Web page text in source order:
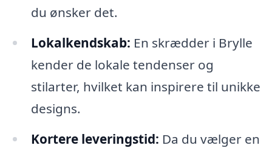
du ønsker det.
Lokalkendskab: En skrædder i Brylle
kender de lokale tendenser og
stilarter, hvilket kan inspirere til unikke
designs.
Kortere leveringstid: Da du vælger en